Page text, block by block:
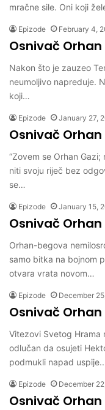
mračne sile. Oni koji
Epizode February 4,
Osnivač Orhan
Nakon što je zauzeo
neumoljivo napreduje.
koji…
Epizode January 27,
Osnivač Orhan
“Zovem se Orhan
niti svoju riječ bez
se…
Epizode January 15,
Osnivač Orhan
Orhan-begova
samo bitka na bojnom
otvara vrata novom…
Epizode December
Osnivač
Vitezovi Svetog Hrama
odlučan da osujeti
podmukli napad
Epizode December
Osnivač